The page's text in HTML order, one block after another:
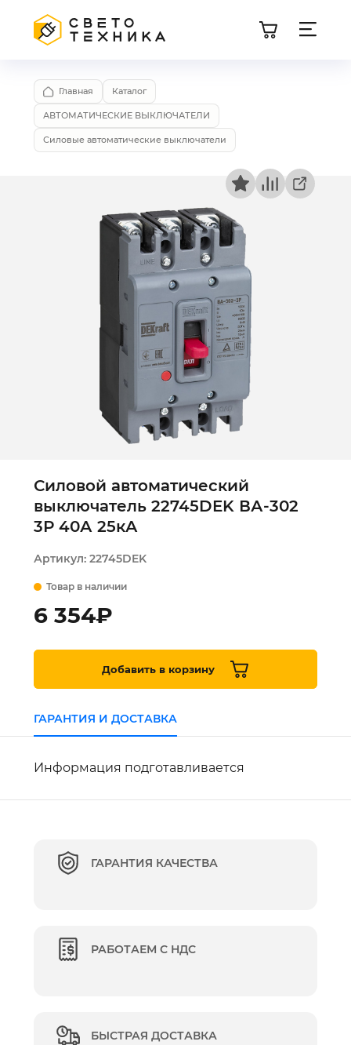
Главная Каталог
АВТОМАТИЧЕСКИЕ ВЫКЛЮЧАТЕЛИ
Силовые автоматические выключатели
Силовой автоматический
выключатель 22745DEK ВА-302
3Р 40А 25кА
Артикул: 22745DEK
Товар в наличии
6 354₽
Добавить в корзину
ГАРАНТИЯ И ДОСТАВКА
Информация подготавливается
ГАРАНТИЯ КАЧЕСТВА
РАБОТАЕМ С НДС
БЫСТРАЯ ДОСТАВКА